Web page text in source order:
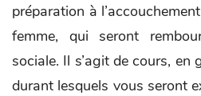
préparation à
femme, qui seront
sociale. Il s’agit de cours, en
durant lesquels vous seront